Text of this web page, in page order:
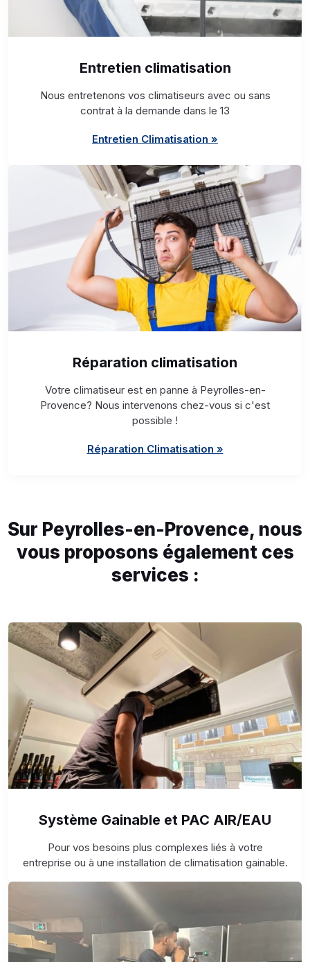
Entretien climatisation
Nous entretenons vos climatiseurs avec ou sans
contrat à la demande dans le 13
Entretien Climatisation »
Réparation climatisation
Votre climatiseur est en panne à Peyrolles-en-
Provence? Nous intervenons chez-vous si c'est
possible !
Réparation Climatisation »
Sur Peyrolles-en-Provence, nous
vous proposons également ces
services :
Système Gainable et PAC AIR/EAU
Pour vos besoins plus complexes liés à votre
entreprise ou à une installation de climatisation gainable.